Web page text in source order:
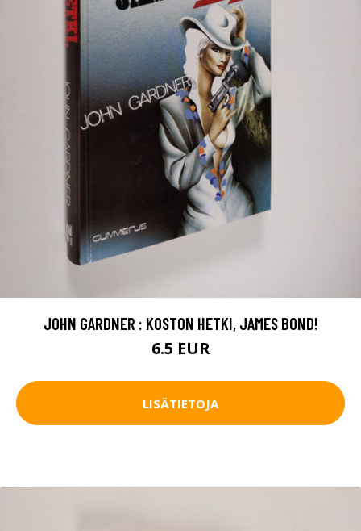
JOHN GARDNER : KOSTON HETKI, JAMES BOND!
6.5 EUR
LISÄTIETOJA